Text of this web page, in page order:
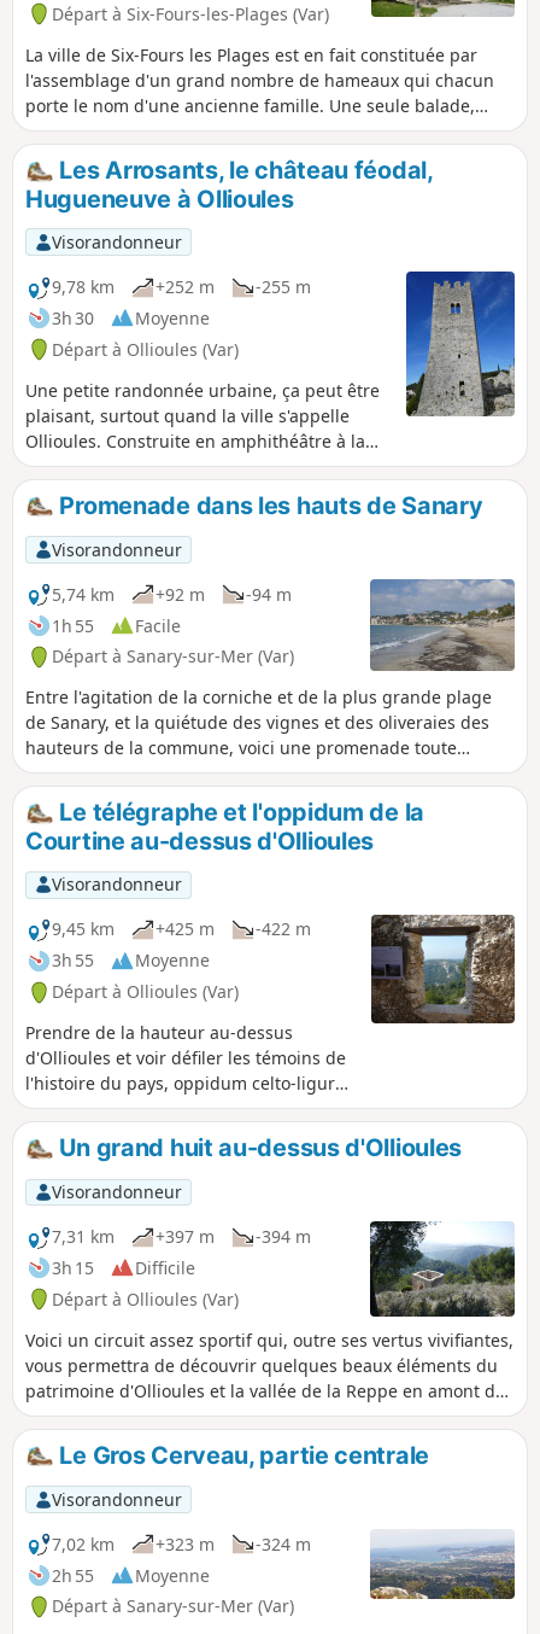
Départ à Six-Fours-les-Plages (Var)
La ville de Six-Fours les Plages est en fait constituée par
l'assemblage d'un grand nombre de hameaux qui chacun
porte le nom d'une ancienne famille. Une seule balade,
aussi longue soit-elle, ne peut suffire à les traverser tous.
Nous n'en verrons ici que quelques-uns, ainsi que le
fameux fort de Six-Fours, sis à l'emplacement de l'ancien
village perché aujourd'hui disparu.
Les Arrosants, le château féodal,
Hugueneuve à Ollioules
Visorandonneur
9,78 km
+252 m
-255 m
3h 30
Moyenne
Départ à Ollioules (Var)
Une petite randonnée urbaine, ça peut être
plaisant, surtout quand la ville s'appelle
Ollioules. Construite en amphithéâtre à la
sortie de ses gorges et étalée dans sa plaine
fertile irriguée par un réseau savamment
géré depuis l'époque médiévale, Ollioules
est riche d'un patrimoine aussi varié
qu'amoureusement préservé. Après le
tronçon reposant des arrosants, la montée
peut sembler ardue, mais on est
récompensé par les panoramas qui se
dévoilent peu à peu.
Promenade dans les hauts de Sanary
Visorandonneur
5,74 km
+92 m
-94 m
1h 55
Facile
Départ à Sanary-sur-Mer (Var)
Entre l'agitation de la corniche et de la plus grande plage
de Sanary, et la quiétude des vignes et des oliveraies des
hauteurs de la commune, voici une promenade toute
simple à la portée de tous et notamment les personnes en
fauteuil (précisions dans le descriptif).
Le télégraphe et l'oppidum de la
Courtine au-dessus d'Ollioules
Visorandonneur
9,45 km
+425 m
-422 m
3h 55
Moyenne
Départ à Ollioules (Var)
Prendre de la hauteur au-dessus
d'Ollioules et voir défiler les témoins de
l'histoire du pays, oppidum celto-ligure,
château médiéval, Télégraphe de
Chappe, bornes cadastrales, château
d'eau. Voilà ce que je vous propose sur
peu de kilomètres dans cette balade
tranquille avec quand-même un bon
petit dénivelé.
Un grand huit au-dessus d'Ollioules
Visorandonneur
7,31 km
+397 m
-394 m
3h 15
Difficile
Départ à Ollioules (Var)
Voici un circuit assez sportif qui, outre ses vertus vivifiantes,
vous permettra de découvrir quelques beaux éléments du
patrimoine d'Ollioules et la vallée de la Reppe en amont du
village.
Le Gros Cerveau, partie centrale
Visorandonneur
7,02 km
+323 m
-324 m
2h 55
Moyenne
Départ à Sanary-sur-Mer (Var)